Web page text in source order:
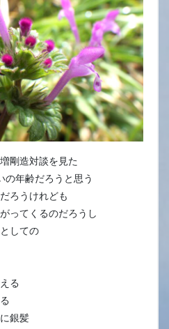
剛造対談を見た
年齢だろうと思う
ろうけれども
ってくるのだろうし
しての
る
銀髪